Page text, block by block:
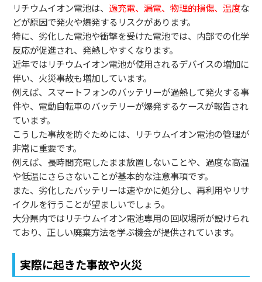
リチウムイオン電池は、 過充電、漏電、物理的損傷、温度な
どが原因で発火や爆発するリスクがあります。
特に、劣化した電池や衝撃を受けた電池では、内部での化学
反応が促進され、発熱しやすくなります。
近年ではリチウムイオン電池が使用されるデバイスの増加に
伴い、火災事故も増加しています。
例えば、スマートフォンのバッテリーが過熱して発火する事
件や、電動自転車のバッテリーが爆発するケースが報告され
ています。
こうした事故を防ぐためには、リチウムイオン電池の管理が
非常に重要です。
例えば、長時間充電したまま放置しないことや、過度な高温
や低温にさらさないことが基本的な注意事項です。
また、劣化したバッテリーは速やかに処分し、再利用やリサ
イクルを行うことが望ましいでしょう。
大分県内ではリチウムイオン電池専用の回収場所が設けられ
ており、正しい廃棄方法を学ぶ機会が提供されています。
実際に起きた事故や火災